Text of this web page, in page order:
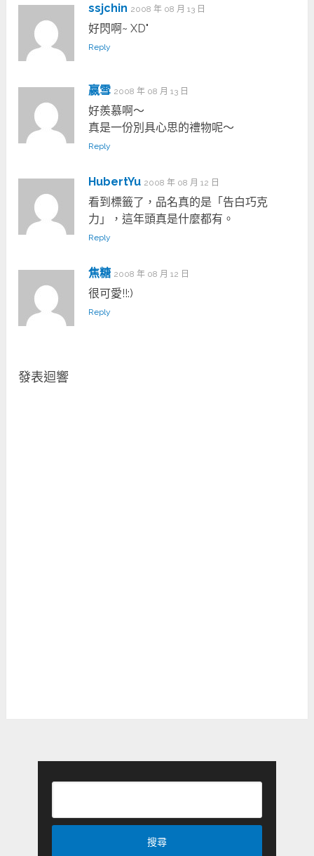
ssjchin 2008 年 08 月 13 日
好閃啊~ XD"
Reply
嬴雪 2008 年 08 月 13 日
好羨慕啊～
真是一份別具心思的禮物呢～
Reply
HubertYu 2008 年 08 月 12 日
看到標籤了，品名真的是「告白巧克
力」，這年頭真是什麼都有。
Reply
焦糖 2008 年 08 月 12 日
很可愛!!:)
Reply
發表迴響